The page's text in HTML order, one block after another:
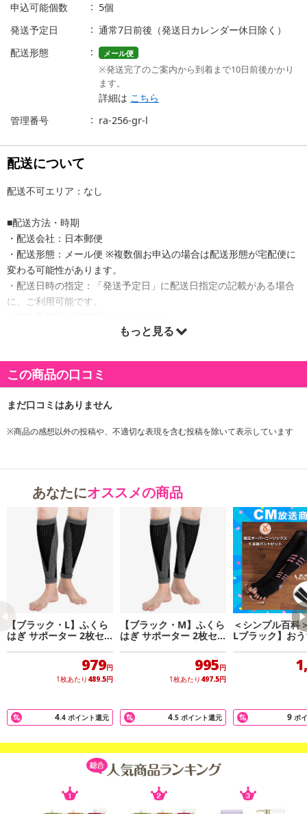
申込可能個数
5個
発送予定日
通常7日前後（発送日カレンダー休日除く）
配送形態
メール便
※発送完了のご案内から到着まで10日前後かかり
ます。
詳細は こちら
管理番号
ra-256-gr-l
配送について
配送不可エリア：なし
■配送方法・時期
・配送会社：日本郵便
・配送形態：メール便 ※複数個お申込の場合は配送形態が宅配便に
変わる可能性があります。
・配送日時の指定：「発送予定日」に配送日指定の記載がある場合
に、ご利用可能です。
・商品は「Trend Market」より出荷します。
商品詳細
性抜群で装着が簡単なのもうれしいポイント。スポーツ時の疲労軽
・注意事項：
※写真は展示例・イメージです
※端末・モニターの環境により、実際の商品と多少色の見え方が
異なる場 合があります。あらかじめご了承ください
※平置き採寸の為、サイズは多少の誤差が生じる場合がございま
※輸入品のため、多少の傷や汚れ等はご承諾の上お申込みをよろ
しくお願い致します
※商品は、本体のみの簡易包装で出荷します。予めご了承くださ
い
※配送状況によりおとどけが遅れる場合がございます。予めご了
※商品の性質上サイズが合わない等での交換・返品はお受けして
※商品改良のため、予告なく一部デザイン・カラー等仕様が変更
【賞味・消費期限のある商品について】
もっと見る
この商品の口コミ
※商品の感想以外の投稿や、不適切な表現を含む投稿を除いて表示しています
あなたにオススメの商品
【ブラック・L】ふくら
はぎ サポーター 2枚セ
ット 両足セット 着圧 加
圧 疲れ 疲労軽減 ケガ防
979円
1枚あたり 489.5円
4.4 ポイント還元
【ブラック・M】ふくら
はぎ サポーター 2枚セ
ット 両足セット 着圧 加
圧 疲れ 疲労軽減 ケガ防
995円
1枚あたり 497.5円
4.5 ポイント還元
＜シンプル百科
Lブラック】お
ラックス 着圧
＆5本指バンド
9 ポ